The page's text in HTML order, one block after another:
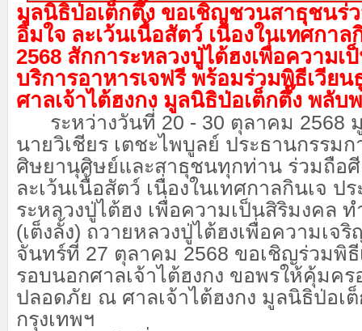
มูลนิธิป่อเต็กตึ๊ง ขอเชิญชวนสาธุชนร่
อิ่มใจ ละเว้นเนื้อสัตว์ เนื่องในเทศกาล
2568 สักการะหลวงปู่ไต้ฮงเพื่อความเ
บริการอาหารเจฟรี พร้อมร่วมพิธีเวีย
ศาลเจ้าไต้ฮงกง มูลนิธิป่อเต็กตึ๊ง พลับ
ระหว่างวันที่ 20 - 30 ตุลาคม 2568
นายวิเชียร เตชะไพบูลย์ ประธานกรรม
ศิษยานุศิษย์และสาธุชนทุกท่าน ร่วมถือ
ละเว้นเนื้อสัตว์ เนื่องในเทศกาลกินเจ ป
ระหลวงปู่ไต้ฮง เพื่อความเป็นสิริมงคล
(เต็งลั้ง) ถวายหลวงปู่ไต้ฮงเพื่อความเจริ
จันทร์ที่ 27 ตุลาคม 2568 ขอเชิญร่วมพิ
รอบนอกศาลเจ้าไต้ฮงกง ขอพรให้คุ้มค
ปลอดภัย ณ ศาลเจ้าไต้ฮงกง มูลนิธิป่อเ
กรุงเทพฯ